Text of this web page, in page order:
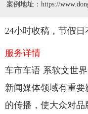
案例地址：https://
24小时收稿，节假
服务详情
车市车语 系软文世
新闻媒体领域有重
的传播，使大众对